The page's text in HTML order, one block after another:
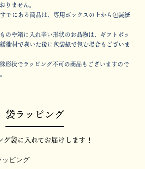
りません。
でにある商品は、専用ボックスの上から包装紙
のや箱に入れ辛い形状のお品物は、ギフトボッ
衝材で巻いた後に包装紙で包む場合もございま
形状でラッピング不可の商品もございますので
袋ラッピング
グ袋に入れてお届けします！